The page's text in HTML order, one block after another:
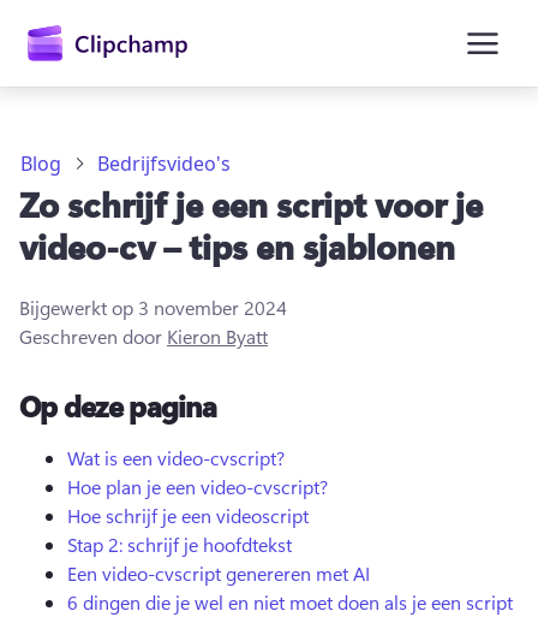
Aanmelden
Gratis uitproberen
Blog Bedrijfsvideo's
Zo schrijf je een script voor je
video-cv – tips en sjablonen
Bijgewerkt op 3 november 2024
Geschreven door Kieron Byatt
Op deze pagina
Wat is een video-cvscript?
Hoe plan je een video-cvscript?
Hoe schrijf je een videoscript
Stap 2: schrijf je hoofdtekst
Een video-cvscript genereren met AI
6 dingen die je wel en niet moet doen als je een script